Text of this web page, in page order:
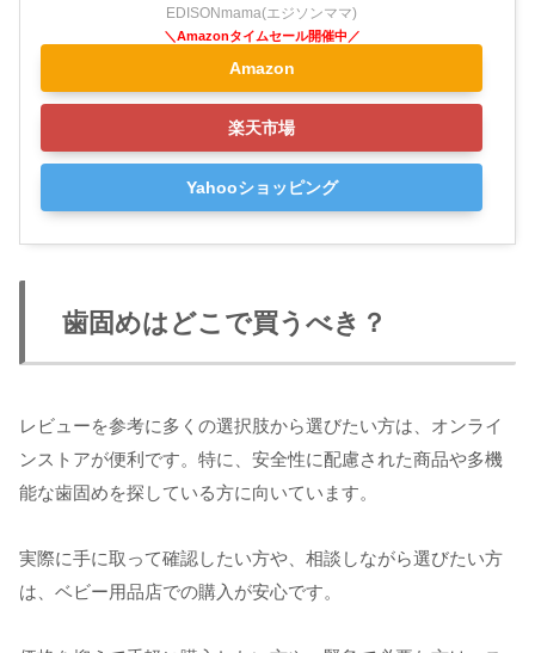
EDISONmama(エジソンママ)
Amazon
楽天市場
Yahooショッピング
歯固めはどこで買うべき？
レビューを参考に多くの選択肢から選びたい方は、オンライ
ンストアが便利です。特に、安全性に配慮された商品や多機
能な歯固めを探している方に向いています。
実際に手に取って確認したい方や、相談しながら選びたい方
は、ベビー用品店での購入が安心です。